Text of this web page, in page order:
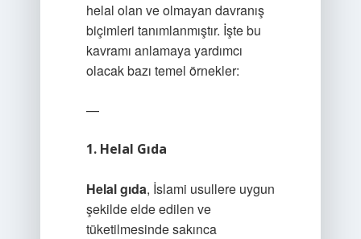
helal olan ve olmayan davranış
biçimleri tanımlanmıştır. İşte bu
kavramı anlamaya yardımcı
olacak bazı temel örnekler:
—
1. Helal Gıda
Helal gıda, İslami usullere uygun
şekilde elde edilen ve
tüketilmesinde sakınca